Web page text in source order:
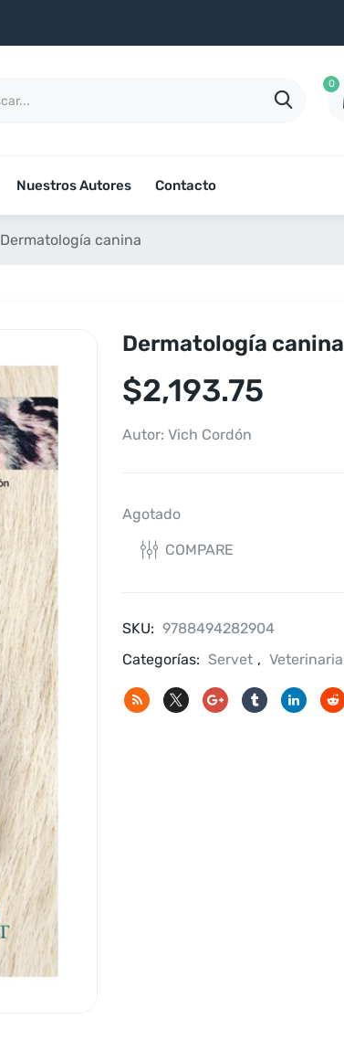
0
Nuestros Autores Contacto
Dermatología canina
Dermatología canina
$2,193.75
Autor: Vich Cordón
Agotado
COMPARE
SKU: 9788494282904
Categorías: Servet , Veterinaria